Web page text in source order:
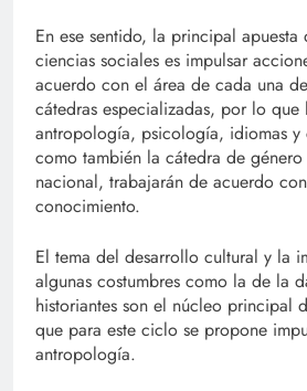
En ese sentido, la principal
ciencias sociales es impulsar
acuerdo con el área de cada una
cátedras especializadas, por lo que
antropología, psicología, idiomas y
como también la cátedra de
nacional, trabajarán de acuerdo
conocimiento.
El tema del desarrollo cultural y la
algunas costumbres como la de la
historiantes son el núcleo principal
que para este ciclo se propone
antropología.